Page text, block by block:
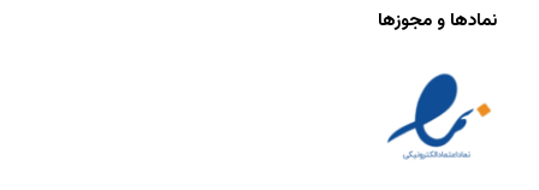
نمادها و مجوزها